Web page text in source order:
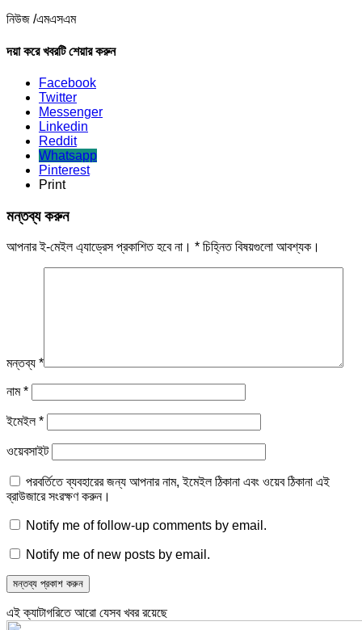
নিউজ /এমএসএম
দয়া করে খবরটি শেয়ার করুন
Facebook
Twitter
Messenger
Linkedin
Reddit
Whatsapp
Pinterest
Print
মন্তব্য করুন
আপনার ই-মেইল এ্যাড্রেস প্রকাশিত হবে না। * চিহ্নিত বিষয়গুলো আবশ্যক।
মন্তব্য *
নাম*
ইমেইল*
ওয়েবসাইট
পরবর্তিতে ব্যবহারের জন্য আপনার নাম, ইমেইল ঠিকানা এবং ওয়েব ঠিকানা এই
ব্রাউজারে সংরক্ষণ করুন।
Notify me of follow-up comments by email.
Notify me of new posts by email.
এই ক্যাটাগরিতে আরো যেসব খবর রয়েছে